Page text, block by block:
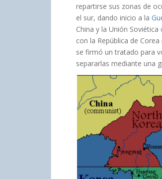
repartirse sus zonas de
el sur, dando inicio a la
China y la Unión
con la República de
se firmó un tratado para
separarlas mediante una